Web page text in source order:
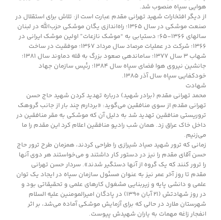
هوایی سپاه منصوب شد.
از دیگر افتخارات شهید تهرانی مقدم عبارت است از: تلاش برای استقلال در
صنعت موشکی در سال ۱۳۶۵؛ راه‌اندازی یگان موشکی حزب‌الله در لبنان
سالهای ۱۳۶۶-۶۵؛ دستیابی به “موشک نازعات” اولین موشک ایرانی در
۱۳۶۶؛ شرکت در عملیات مرصاد سال مرداد ۱۳۶۷؛ موفقیت در ساخت
شهاب ۳ سال ۱۳۷۷؛ ساماندهی صعود بزرگ به قله دماوند سال ۱۳۸۱؛
جانشین نیروی هوا فضای سپاه سال ۱۳۸۴؛ رئیس سازمان جهاد
خودکفایی سپاه سال آذر ۱۳۸۵.
شهادت
محمد تهرانی‌ مقدم (برادر شهید) درباره تهدید کردن شهید حاج حسن
تهرانی‌ مقدم از سوی منافقین می‌گوید: «بردارم چند بار از جانب گروهک
تروریستی منافقین تهدید شد به دلیل آن‌ که موشکی به مقر منافقین در
داخل خاک عراق زد. همان شب رادیو منافقین اعلام کرد این مقدم را ما
می‌زنیم.
زمانی که ترور شهید صیاد شیرازی را طراحی کردند، همزمان طرح ترور حاج
حسن آقای مقدم را نیز در دستور کار داشتند و می‌خواستند هر دوی آنها
را ترور کنند که یک گروه از آنها دستگیر شدند». سردار حسن تهرانی‌
مقدم تا روز آخر عمر نیز به عنوان مسئول سازمان سپاه در ایجاد یک توان
علمی و دانشی پایه و زیربنایی مشغول کارهای علمی و تحقیقاتی بود و
در روز شهادتش (۲۱ آبان ۱۳۹۰) در پادگان امیرالمومنین علیه السلام
شهرستان ملارد در حالی که برای آزمایش موشکی آماده می‌شد، بر اثر
انفجار زاغه مهمات به یاران شهیدش پیوست.